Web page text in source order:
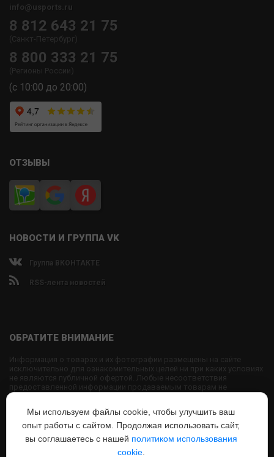
info@usports.ru
8 812 643 21 75
(Санкт-Петербург)
8 800 333 21 75
(Регионы России)
(с 10:00 до 20:00)
ОТЗЫВЫ
НОВОСТИ И ГРУППА VK
Группа ВКОНТАКТЕ
RSS-лента новостей
ОБРАТИТЕ ВНИМАНИЕ
Информация о товарах и их фотографии размещены на сайте
исключительно для ознакомительных целей ни при каких условиях
не являются публичной офертой. Любые несоответствия
предоставленной информации продаваемым товарам не
являются основанием для претензий, так как внешний вид и
свое усмотрение.
Использование текстовых или графических материалов с сайта
запрещено без согласования с администрацией USPORTS
Мы используем файлы cookie, чтобы улучшить ваш
опыт работы с сайтом. Продолжая использовать сайт,
вы соглашаетесь с нашей политиком использования
cookie.